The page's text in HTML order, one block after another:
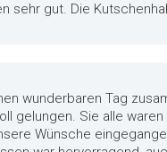
sehr gut. Die
wunderbaren Tag
gelungen. Sie alle
Wünsche